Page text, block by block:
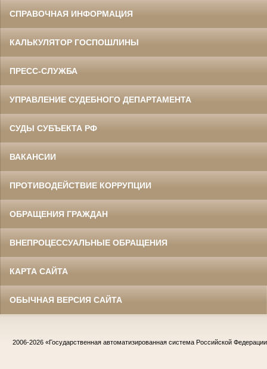
СПРАВОЧНАЯ ИНФОРМАЦИЯ
КАЛЬКУЛЯТОР ГОСПОШЛИНЫ
ПРЕСС-СЛУЖБА
УПРАВЛЕНИЕ СУДЕБНОГО ДЕПАРТАМЕНТА
СУДЫ СУБЪЕКТА РФ
ВАКАНСИИ
ПРОТИВОДЕЙСТВИЕ КОРРУПЦИИ
ОБРАЩЕНИЯ ГРАЖДАН
ВНЕПРОЦЕССУАЛЬНЫЕ ОБРАЩЕНИЯ
КАРТА САЙТА
ОБЫЧНАЯ ВЕРСИЯ САЙТА
2006-2026 «Государственная автоматизированная система Российской